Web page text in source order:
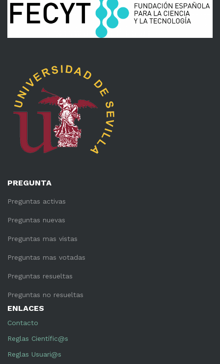
PREGUNTA
Preguntas activas
Preguntas nuevas
Preguntas mas vistas
Preguntas mas votadas
Preguntas resueltas
Preguntas no resueltas
ENLACES
Contacto
Reglas Científic@s
Reglas Usuari@s